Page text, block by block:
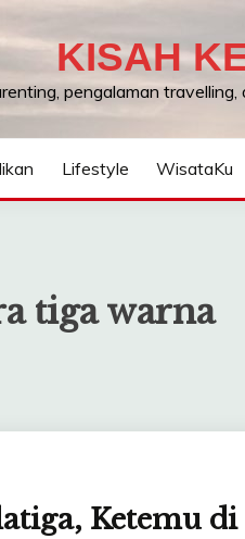
KISAH
pengalaman
Lifestyle WisataKu
tiga warna
Ketemu di